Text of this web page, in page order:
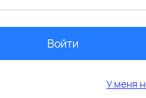
Войти
У меня